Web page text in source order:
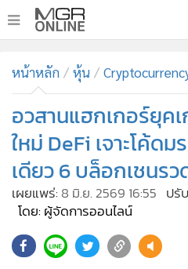
ทันเหตุการณ์
• ภาคใต้
•
ภูมิภาค
Online Section
• บันเทิง
ผู้จัดการรายวัน
• ละคร
หน้าหลัก หุ้น
อวสานแฮกเกอร์ยุค
ใหม่ DeFi เจาะโค้
เดียว 6 บล็อกเชนรว
เผยแพร่: 8 มิ.ย. 2569 16:55 ปรั
โดย: ผู้จัดการออนไลน์